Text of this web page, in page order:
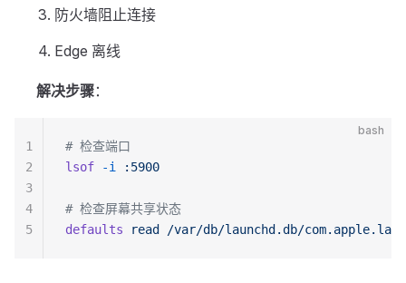
防火墙阻止连接
Edge 离线
解决步骤：
bash
# 检查端口
lsof -i :5900
# 检查屏幕共享状态
defaults read /var/db/launchd.db/
1
2
3
4
5